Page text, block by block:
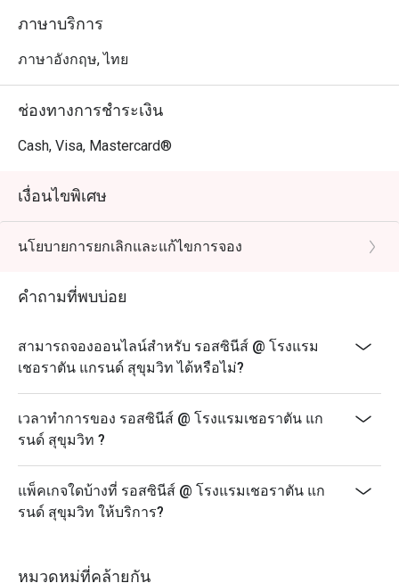
ภาษาบริการ
ภาษาอังกฤษ, ไทย
ช่องทางการชำระเงิน
Cash, Visa, Mastercard®
เงื่อนไขพิเศษ
นโยบายการยกเลิกและแก้ไขการจอง
คำถามที่พบบ่อย
สามารถจองออนไลน์สำหรับ รอสซินีส์ @ โรงแรม
เชอราตัน แกรนด์ สุขุมวิท ได้หรือไม่?
เวลาทำการของ รอสซินีส์ @ โรงแรมเชอราตัน แก
รนด์ สุขุมวิท ?
แพ็คเกจใดบ้างที่ รอสซินีส์ @ โรงแรมเชอราตัน แก
รนด์ สุขุมวิท ให้บริการ?
หมวดหมู่ที่คล้ายกัน